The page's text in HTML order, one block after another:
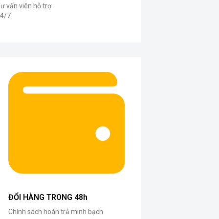
vấn viên hỗ trợ
7
ĐỔI HÀNG TRONG 48h
Chính sách hoàn trả minh bạch